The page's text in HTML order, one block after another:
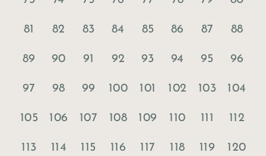
81 82 83 84 85 86 87 88
89 90 91 92 93 94 95 96
97 98 99 100 101 102 103 104
105 106 107 108 109 110 111 112
113 114 115 116 117 118 119 120